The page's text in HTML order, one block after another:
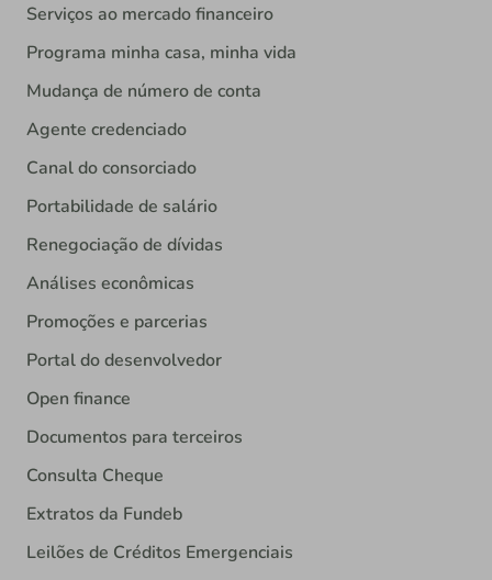
Serviços ao mercado financeiro
Programa minha casa, minha vida
Mudança de número de conta
Agente credenciado
Canal do consorciado
Portabilidade de salário
Renegociação de dívidas
Análises econômicas
Promoções e parcerias
Portal do desenvolvedor
Open finance
Documentos para terceiros
Consulta Cheque
Extratos da Fundeb
Leilões de Créditos Emergenciais